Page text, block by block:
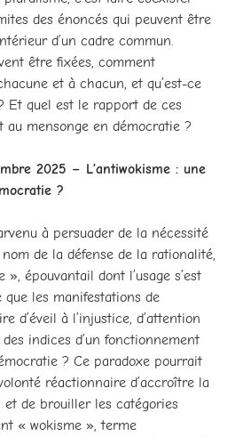
des énoncés qui peuvent être
d’un cadre commun.
être fixées, comment
et à chacun, et qu’est-ce
Et quel est le rapport de ces
mensonge en démocratie ?
2025 – L’antiwokisme : une
?
à persuader de la nécessité
de la défense de la rationalité,
épouvantail dont l’usage s’est
que les manifestations de
d’éveil à l’injustice, d’attention
indices d’un fonctionnement
? Ce paradoxe pourrait
réactionnaire d’accroître la
et de brouiller les catégories
« wokisme », terme